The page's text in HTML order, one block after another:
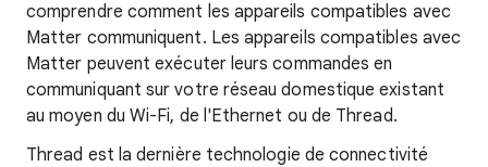
comprendre comment les appareils compatibles avec
Matter communiquent. Les appareils compatibles avec
Matter peuvent exécuter leurs commandes en
communiquant sur votre réseau domestique existant
au moyen du Wi-Fi, de l'Ethernet ou de Thread.
Thread est la dernière technologie de connectivité